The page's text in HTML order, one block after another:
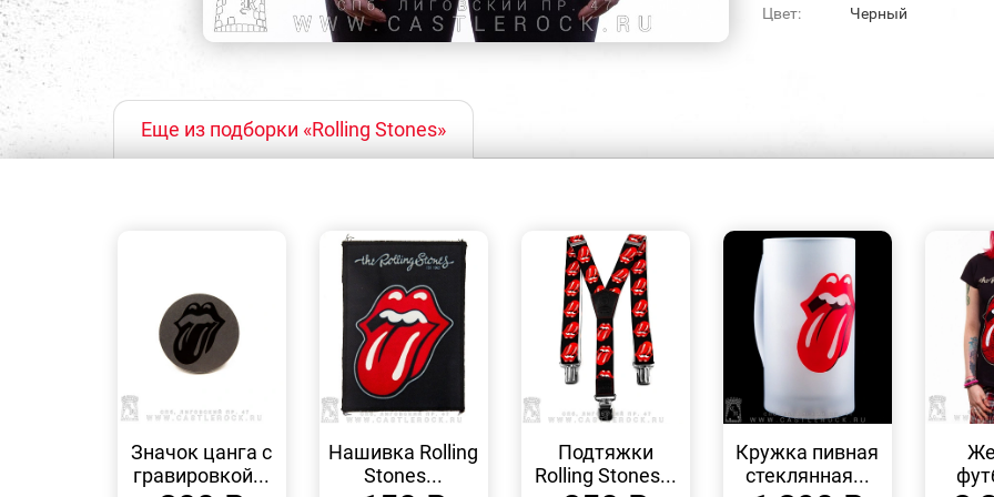
Цвет:
Черный
Еще из подборки «Rolling Stones»
Значок цанга с
гравировкой...
ПРОСМОТР
Нашивка Rolling
Stones...
Подтяжки
Rolling Stones...
Кружка пивная
стеклянная...